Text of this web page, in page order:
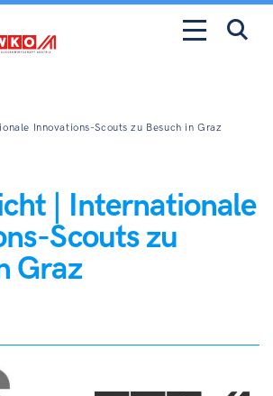
Innovations-Scouts zu Besuch in Graz
| Internationale
Scouts zu
Graz